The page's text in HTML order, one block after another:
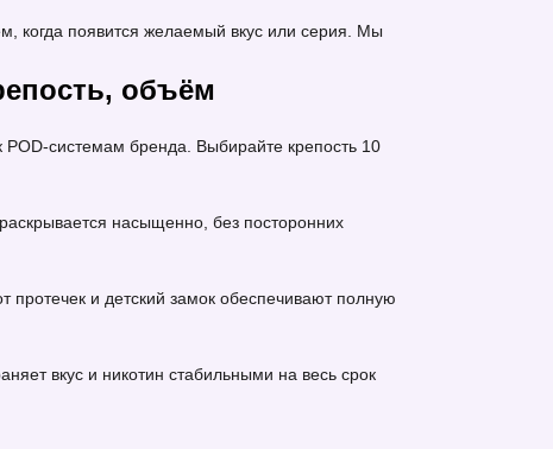
когда появится желаемый вкус или серия. Мы
объём
системам бренда. Выбирайте крепость 10
насыщенно, без посторонних
и детский замок обеспечивают полную
вкус и никотин стабильными на весь срок